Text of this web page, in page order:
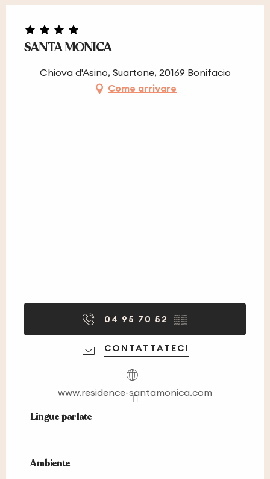
SANTA MONICA
Chiova d'Asino, Suartone, 20169 Bonifacio
Come arrivare
04 95 70 52 ▒▒
CONTATTATECI
www.residence-santamonica.com
Lingue parlate
Lingue parlate
Ambiente
Ambiente